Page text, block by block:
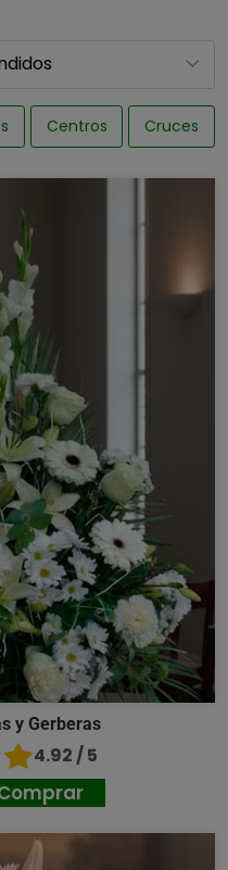
Centros Cruces
y Gerberas
4.92 / 5